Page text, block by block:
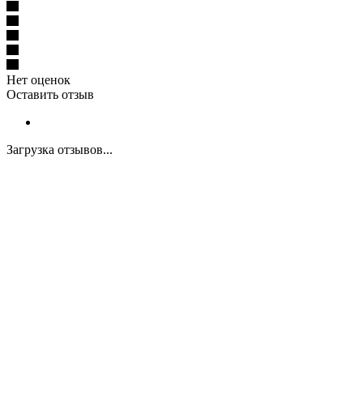
Нет оценок
Оставить отзыв
Загрузка отзывов...